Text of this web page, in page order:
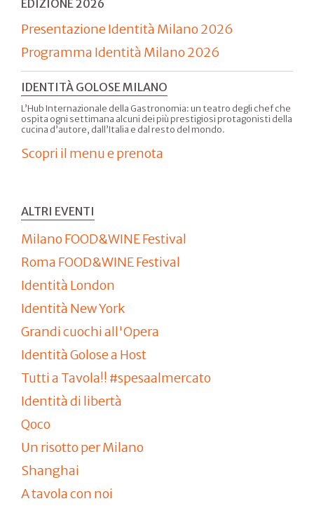
EDIZIONE 2026
Presentazione Identità Milano 2026
Programma Identità Milano 2026
IDENTITÀ GOLOSE MILANO
L’Hub Internazionale della Gastronomia: un teatro degli chef che
ospita ogni settimana alcuni dei più prestigiosi protagonisti della
cucina d’autore, dall’Italia e dal resto del mondo.
Scopri il menu e prenota
ALTRI EVENTI
Milano FOOD&WINE Festival
Roma FOOD&WINE Festival
Identità London
Identità New York
Grandi cuochi all'Opera
Identità Golose a Host
Tutti a Tavola!! #spesaalmercato
Identità di libertà
Qoco
Un risotto per Milano
Shanghai
A tavola con noi